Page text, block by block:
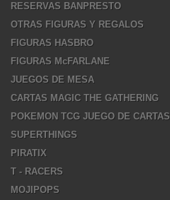
RESERVAS BANPRESTO
OTRAS FIGURAS Y REGALOS
FIGURAS HASBRO
FIGURAS McFARLANE
JUEGOS DE MESA
CARTAS MAGIC THE GATHERING
POKEMON TCG JUEGO DE CARTAS
SUPERTHINGS
PIRATIX
T - RACERS
MOJIPOPS